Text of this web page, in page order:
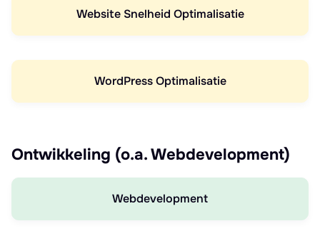
Website Snelheid Optimalisatie
WordPress Optimalisatie
Ontwikkeling (o.a. Webdevelopment)
Webdevelopment